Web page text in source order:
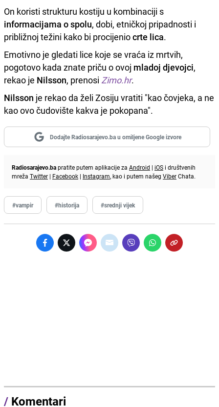
On koristi strukturu kostiju u kombinaciji s
informacijama o spolu, dobi, etničkoj pripadnosti i
približnoj težini kako bi procijeniocrte lica.
Emotivno je gledati lice koje se vraća iz mrtvih,
pogotovo kada znate priču o ovoj mladoj djevojci,
rekao je Nilsson, prenosi Zimo.hr.
Nilsson je rekao da želi Zosiju vratiti "kao čovjeka, a ne
kao ovo čudovište kakva je pokopana".
Dodajte Radiosarajevo.ba u omiljene Google izvore
Radiosarajevo.bapratite putem aplikacije za Android | iOS i društvenih
mreža Twitter | Facebook | Instagram, kao i putem našeg ViberChata.
#vampir #historija #srednji vijek
/ Komentari